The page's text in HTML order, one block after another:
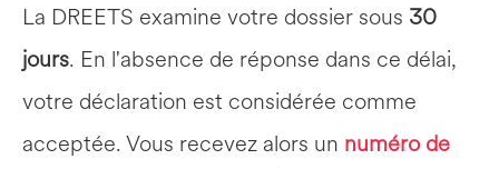
La DREETS examine votre dossier sous 30
jours. En l'absence de réponse dans ce délai,
votre déclaration est considérée comme
acceptée. Vous recevez alors un numéro de